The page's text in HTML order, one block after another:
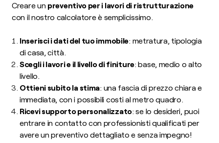
Creare un preventivo per i lavori di ristrutturazione
con il nostro calcolatore è semplicissimo.
Inserisci i dati del tuo immobile: metratura, tipologia
di casa, città.
Scegli i lavori e il livello di finiture: base, medio o alto
livello.
Ottieni subito la stima: una fascia di prezzo chiara e
immediata, con i possibili costi al metro quadro.
Ricevi supporto personalizzato: se lo desideri, puoi
entrare in contatto con professionisti qualificati per
avere un preventivo dettagliato e senza impegno!